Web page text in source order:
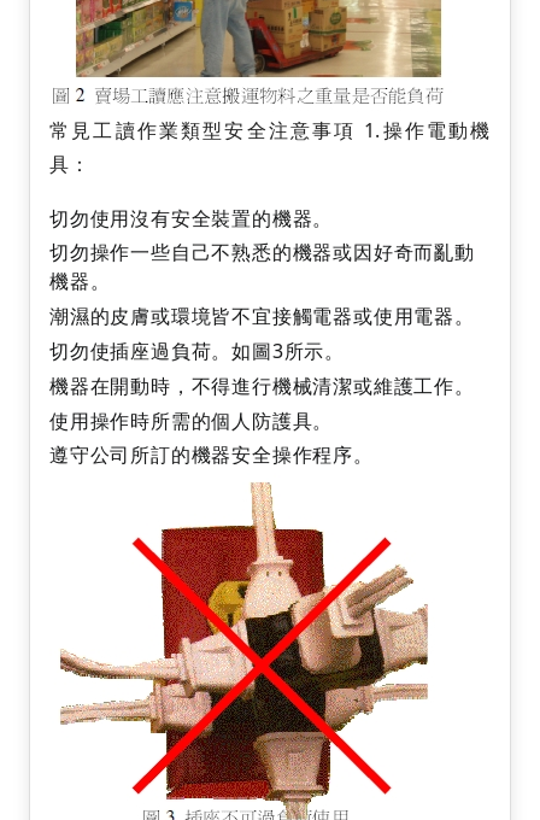
常見工讀作業類型安全注意事項 1.操作電動機
具：
切勿使用沒有安全裝置的機器。
切勿操作一些自己不熟悉的機器或因好奇而亂動
機器。
潮濕的皮膚或環境皆不宜接觸電器或使用電器。
切勿使插座過負荷。如圖3所示。
機器在開動時，不得進行機械清潔或維護工作。
使用操作時所需的個人防護具。
遵守公司所訂的機器安全操作程序。